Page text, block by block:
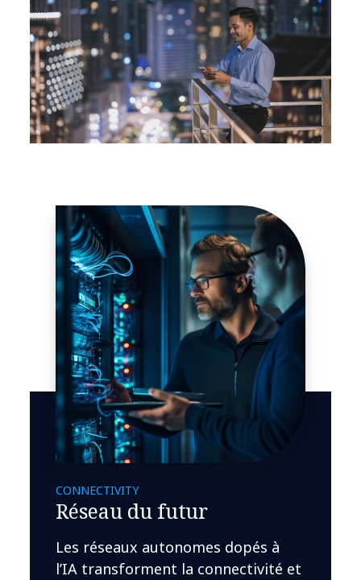
CONNECTIVITY
Réseau du futur
Les réseaux autonomes dopés à
l’IA transforment la connectivité et